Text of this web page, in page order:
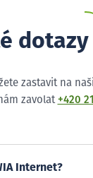
dotazy
zastavit na
zavolat +420
Internet?